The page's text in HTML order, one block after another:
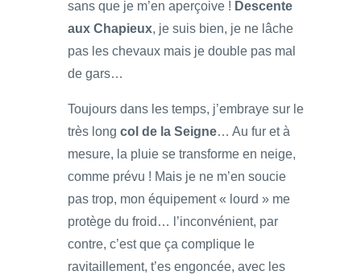
sans que je m’en aperçoive ! Descente
aux Chapieux, je suis bien, je ne lâche
pas les chevaux mais je double pas mal
de gars…
Toujours dans les temps, j’embraye sur le
très long col de la Seigne… Au fur et à
mesure, la pluie se transforme en neige,
comme prévu ! Mais je ne m’en soucie
pas trop, mon équipement « lourd » me
protège du froid… l’inconvénient, par
contre, c’est que ça complique le
ravitaillement, t’es engoncée, avec les